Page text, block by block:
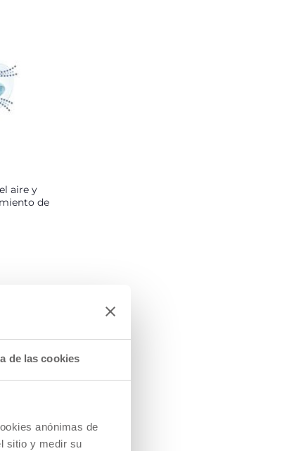
de las cookies
anónimas de
sitio y medir su
aire y
de